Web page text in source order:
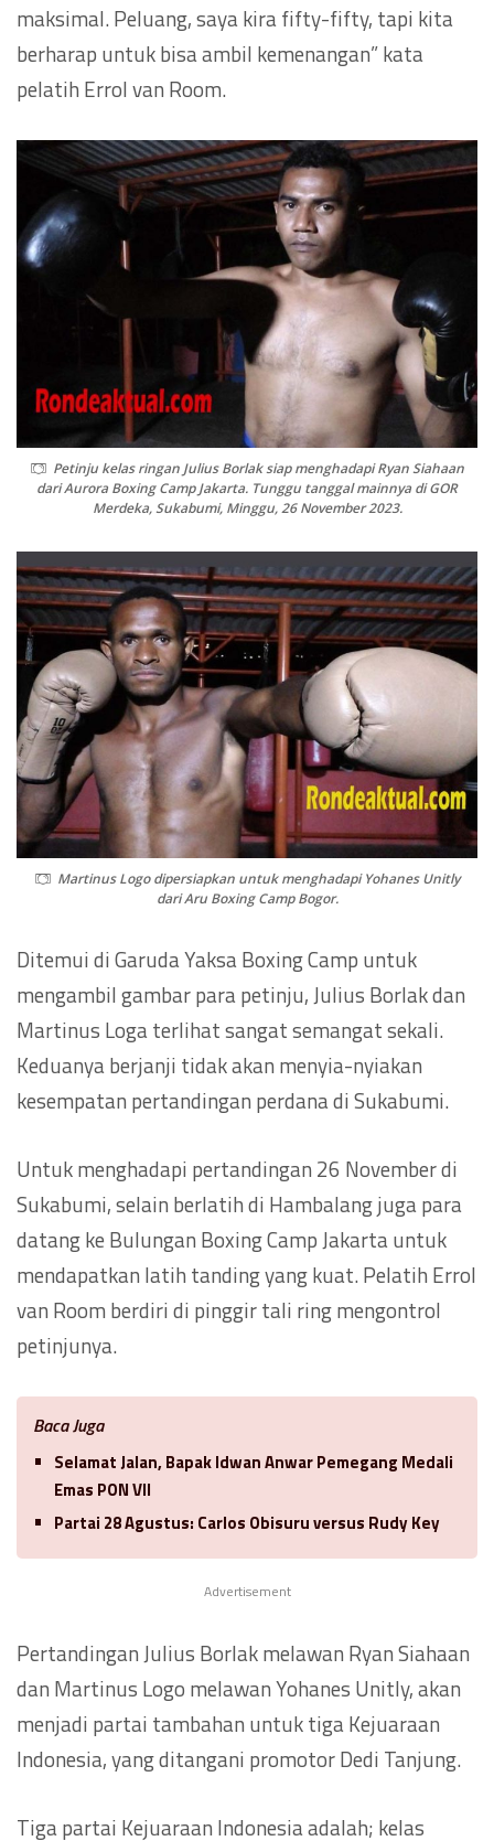
maksimal. Peluang, saya kira fifty-fifty, tapi kita
berharap untuk bisa ambil kemenangan” kata
pelatih Errol van Room.
Petinju kelas ringan Julius Borlak siap menghadapi Ryan Siahaan
dari Aurora Boxing Camp Jakarta. Tunggu tanggal mainnya di GOR
Merdeka, Sukabumi, Minggu, 26 November 2023.
Martinus Logo dipersiapkan untuk menghadapi Yohanes Unitly
dari Aru Boxing Camp Bogor.
Ditemui di Garuda Yaksa Boxing Camp untuk
mengambil gambar para petinju, Julius Borlak dan
Martinus Loga terlihat sangat semangat sekali.
Keduanya berjanji tidak akan menyia-nyiakan
kesempatan pertandingan perdana di Sukabumi.
Untuk menghadapi pertandingan 26 November di
Sukabumi, selain berlatih di Hambalang juga para
datang ke Bulungan Boxing Camp Jakarta untuk
mendapatkan latih tanding yang kuat. Pelatih Errol
van Room berdiri di pinggir tali ring mengontrol
petinjunya.
Baca Juga
Selamat Jalan, Bapak Idwan Anwar Pemegang Medali
Emas PON VII
Partai 28 Agustus: Carlos Obisuru versus Rudy Key
Advertisement
Pertandingan Julius Borlak melawan Ryan Siahaan
dan Martinus Logo melawan Yohanes Unitly, akan
menjadi partai tambahan untuk tiga Kejuaraan
Indonesia, yang ditangani promotor Dedi Tanjung.
Tiga partai Kejuaraan Indonesia adalah; kelas